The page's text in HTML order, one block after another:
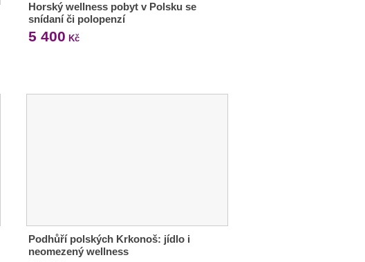
Horský wellness pobyt v Polsku se
snídaní či polopenzí
5 400 Kč
Podhůří polských Krkonoš: jídlo i
neomezený wellness